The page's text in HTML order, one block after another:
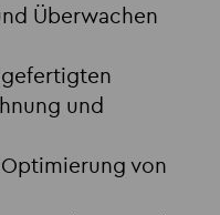
Überwachen
und
von